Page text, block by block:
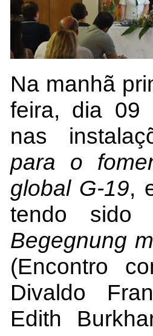
Na manhã
feira, dia 09
nas
para o
global G-19,
tendo sido
Begegnung
(Encontro
Divaldo
Edith